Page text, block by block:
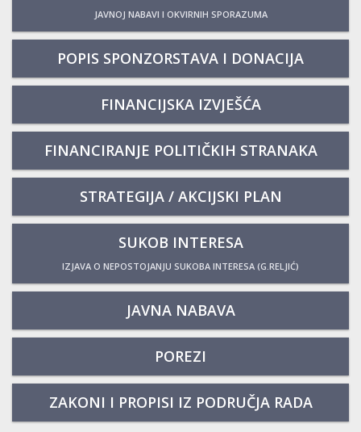
JAVNOJ NABAVI I OKVIRNIH SPORAZUMA
POPIS SPONZORSTAVA I DONACIJA
FINANCIJSKA IZVJEŠĆA
FINANCIRANJE POLITIČKIH STRANAKA
STRATEGIJA / AKCIJSKI PLAN
SUKOB INTERESA
IZJAVA O NEPOSTOJANJU SUKOBA INTERESA (G.RELJIĆ)
JAVNA NABAVA
POREZI
ZAKONI I PROPISI IZ PODRUČJA RADA